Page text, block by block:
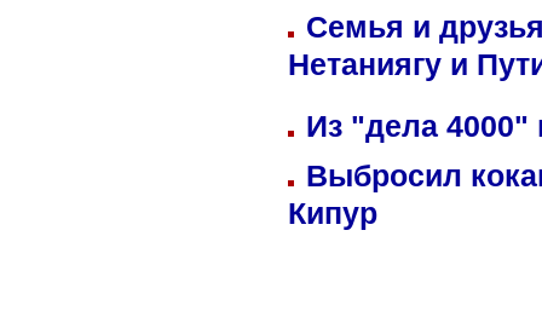
Семья и
Нетаниягу и
Из "дела 4000"
Выбросил
Кипур